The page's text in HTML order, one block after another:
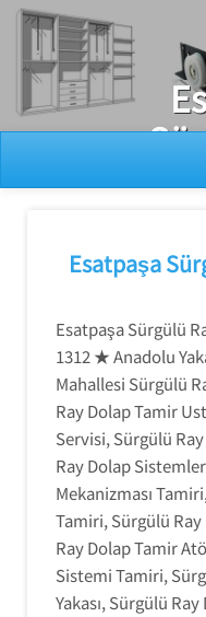
Ray Dolap Tamiri
Esatpaşa
Esatpaşa Sürgülü
1312 ★ Anadolu
Mahallesi Sürgülü
Ray Dolap Tamir
Servisi, Sürgülü
Ray Dolap
Mekanizması
Tamiri, Sürgülü Ray
Ray Dolap Tamir
Sistemi Tamiri,
Yakası, Sürgülü